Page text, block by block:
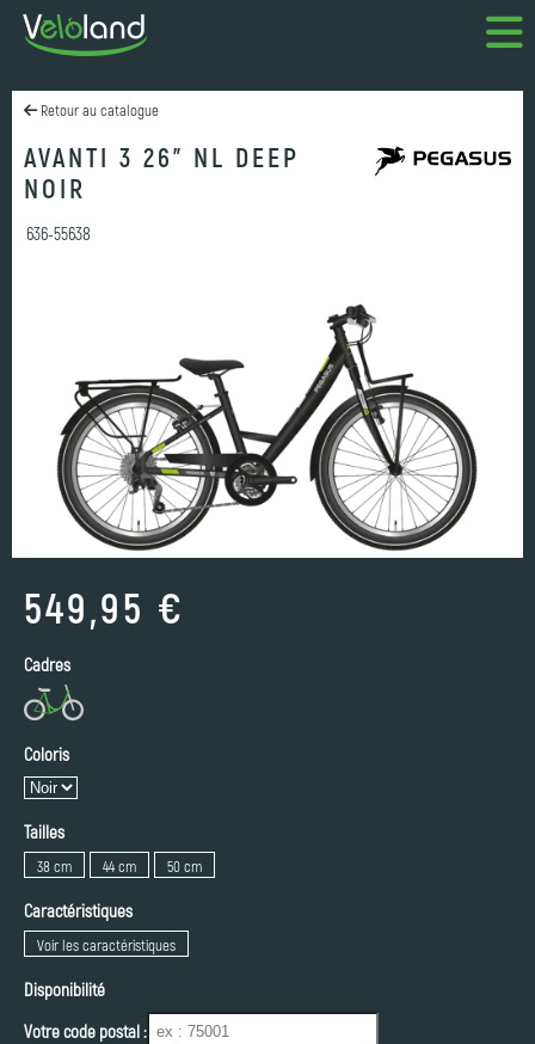
Retour au catalogue
AVANTI 3 26" NL DEEP
NOIR
636-55638
549,95 €
Cadres
Coloris
Tailles
38 cm 44 cm 50 cm
Caractéristiques
Voir les caractéristiques
Disponibilité
Votre code postal :